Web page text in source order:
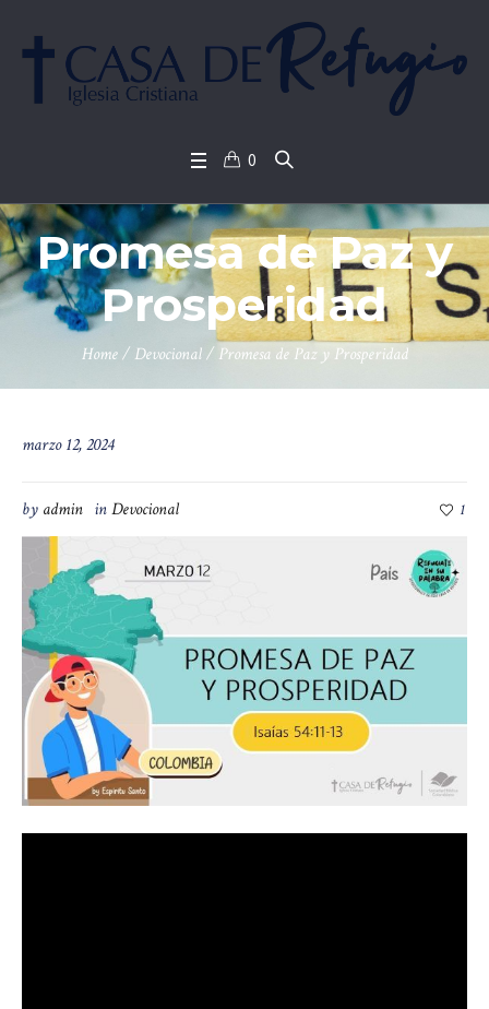
0
Promesa de Paz y
Prosperidad
Home / Devocional / Promesa de Paz y Prosperidad
marzo 12, 2024
by admin inDevocional 1